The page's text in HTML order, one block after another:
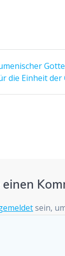
die Einheit der
einen
sein,